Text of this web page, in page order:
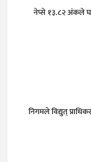
नेप्से १३.८२ अंकले
निगमले विद्युत्